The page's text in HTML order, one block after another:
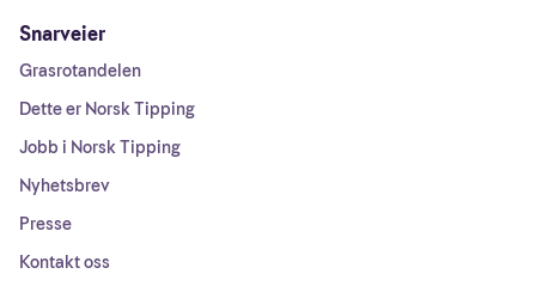
Snarveier
Grasrotandelen
Dette er Norsk Tipping
Jobb i Norsk Tipping
Nyhetsbrev
Presse
Kontakt oss